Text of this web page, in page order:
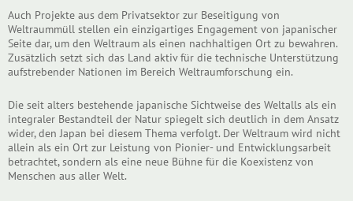
Auch Projekte aus dem Privatsektor zur Beseitigung von
Weltraummüll stellen ein einzigartiges Engagement von japanischer
Seite dar, um den Weltraum als einen nachhaltigen Ort zu bewahren.
Zusätzlich setzt sich das Land aktiv für die technische Unterstützung
aufstrebender Nationen im Bereich Weltraumforschung ein.
Die seit alters bestehende japanische Sichtweise des Weltalls als ein
integraler Bestandteil der Natur spiegelt sich deutlich in dem Ansatz
wider, den Japan bei diesem Thema verfolgt. Der Weltraum wird nicht
allein als ein Ort zur Leistung von Pionier- und Entwicklungsarbeit
betrachtet, sondern als eine neue Bühne für die Koexistenz von
Menschen aus aller Welt.